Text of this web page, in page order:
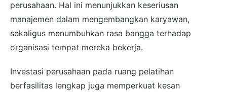
perusahaan. Hal ini menunjukkan keseriusan
manajemen dalam mengembangkan karyawan,
sekaligus menumbuhkan rasa bangga terhadap
organisasi tempat mereka bekerja.
Investasi perusahaan pada ruang pelatihan
berfasilitas lengkap juga memperkuat kesan